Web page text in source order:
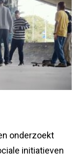
onderzoekt
initiatieven